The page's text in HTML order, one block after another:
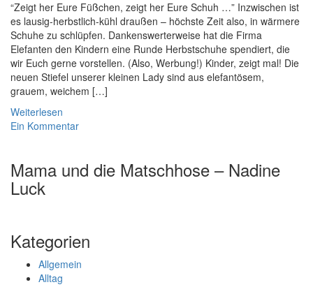
“Zeigt her Eure Füßchen, zeigt her Eure Schuh …” Inzwischen ist
es lausig-herbstlich-kühl draußen – höchste Zeit also, in wärmere
Schuhe zu schlüpfen. Dankenswerterweise hat die Firma
Elefanten den Kindern eine Runde Herbstschuhe spendiert, die
wir Euch gerne vorstellen. (Also, Werbung!) Kinder, zeigt mal! Die
neuen Stiefel unserer kleinen Lady sind aus elefantösem,
grauem, weichem […]
Weiterlesen
Ein Kommentar
Mama und die Matschhose – Nadine
Luck
Kategorien
Allgemein
Alltag